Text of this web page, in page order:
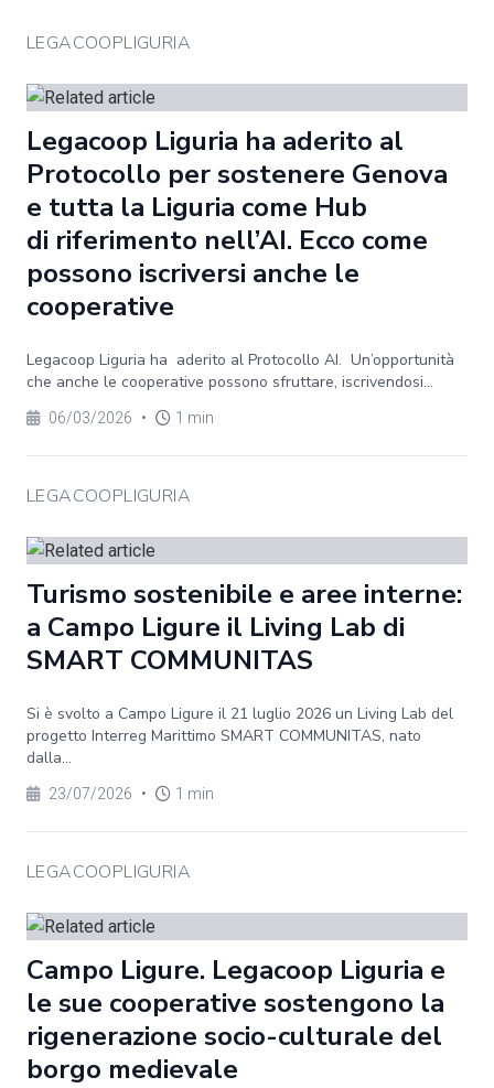
LEGACOOPLIGURIA
Legacoop Liguria ha aderito al
Protocollo per sostenere Genova
e tutta la Liguria come Hub
di riferimento nell’AI. Ecco come
possono iscriversi anche le
cooperative
Legacoop Liguria ha aderito al Protocollo AI. Un’opportunità
che anche le cooperative possono sfruttare, iscrivendosi...
06/03/2026 • 1 min
LEGACOOPLIGURIA
Turismo sostenibile e aree interne:
a Campo Ligure il Living Lab di
SMART COMMUNITAS
Si è svolto a Campo Ligure il 21 luglio 2026 un Living Lab del
progetto Interreg Marittimo SMART COMMUNITAS, nato
dalla...
23/07/2026 • 1 min
LEGACOOPLIGURIA
Campo Ligure. Legacoop Liguria e
le sue cooperative sostengono la
rigenerazione socio-culturale del
borgo medievale